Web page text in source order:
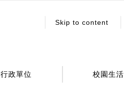
Skip to content
行政單位 校園生活